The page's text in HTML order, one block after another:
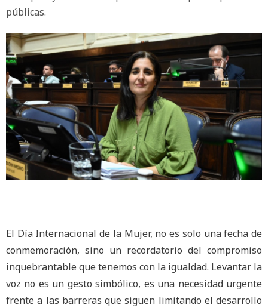
públicas.
El Día Internacional de la Mujer, no es solo una fecha de
conmemoración, sino un recordatorio del compromiso
inquebrantable que tenemos con la igualdad. Levantar la
voz no es un gesto simbólico, es una necesidad urgente
frente a las barreras que siguen limitando el desarrollo